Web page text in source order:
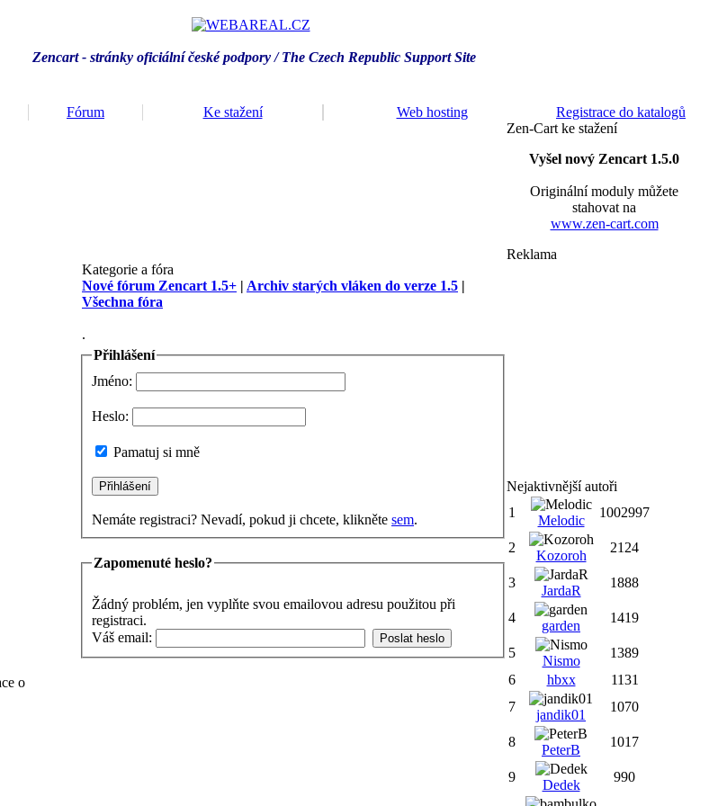
Zencart - stránky oficiální české podpory / The Czech Republic Support Site
Fórum Ke stažení Web hosting Registrace do katalogů
o
Kategorie a fóra
Nové fórum Zencart 1.5+ | Archiv starých vláken do verze 1.5 |
Všechna fóra
.
Přihlášení
Jméno:
Heslo:
Pamatuj si mně
Nemáte registraci? Nevadí, pokud ji chcete, klikněte sem.
Zapomenuté heslo?
Žádný problém, jen vyplňte svou emailovou adresu použitou při
registraci.
Váš email:
Zen-Cart ke stažení
Vyšel nový Zencart 1.5.0
Originální moduly můžete
stahovat na
www.zen-cart.com
Reklama
Nejaktivnější autoři
1
Melodic
1002997
2
Kozoroh
2124
3
JardaR
1888
4
garden
1419
5
Nismo
1389
6
hbxx
1131
7
jandik01
1070
8
PeterB
1017
9
Dedek
990